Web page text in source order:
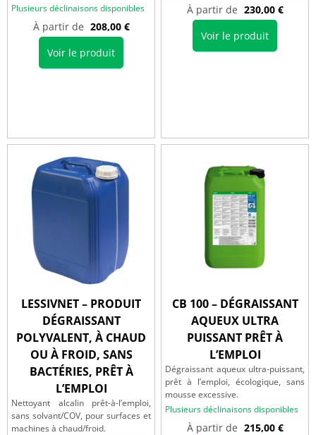
Plusieurs déclinaisons disponibles
À partir de 208,00 €
Voir le produit
À partir de 230,00 €
Voir le produit
LESSIVNET – PRODUIT
DÉGRAISSANT
POLYVALENT, À CHAUD
OU À FROID, SANS
BACTÉRIES, PRÊT À
L’EMPLOI
Nettoyant alcalin prêt-à-l’emploi,
sans solvant/COV, pour surfaces et
machines à chaud/froid.
CB 100 – DÉGRAISSANT
AQUEUX ULTRA
PUISSANT PRÊT À
L’EMPLOI
Dégraissant aqueux ultra‑puissant,
prêt à l’emploi, écologique, sans
mousse excessive.
Plusieurs déclinaisons disponibles
À partir de 215,00 €